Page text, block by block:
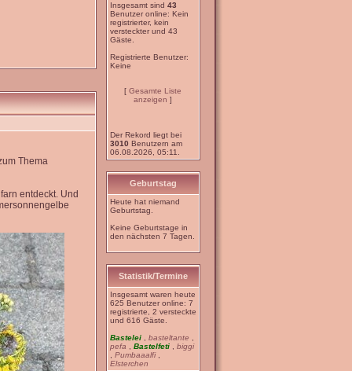
Thema
entdeckt. Und
Insgesamt sind 43
Benutzer online: Kein
registrierter, kein
versteckter und 43
Gäste.
Registrierte Benutzer:
Keine
[ Gesamte Liste
anzeigen ]
Der Rekord liegt bei
3010 Benutzern am
06.08.2026, 05:11.
Geburtstag
Heute hat niemand
Geburtstag.
Keine Geburtstage in
den nächsten 7 Tagen.
Statistik/Termine
Insgesamt waren heute
625 Benutzer online: 7
registrierte, 2 versteckte
und 616 Gäste.
Bastelei
basteltante
pefa
Bastelfeti
biggi
Pumbaaalfi
Elsterchen